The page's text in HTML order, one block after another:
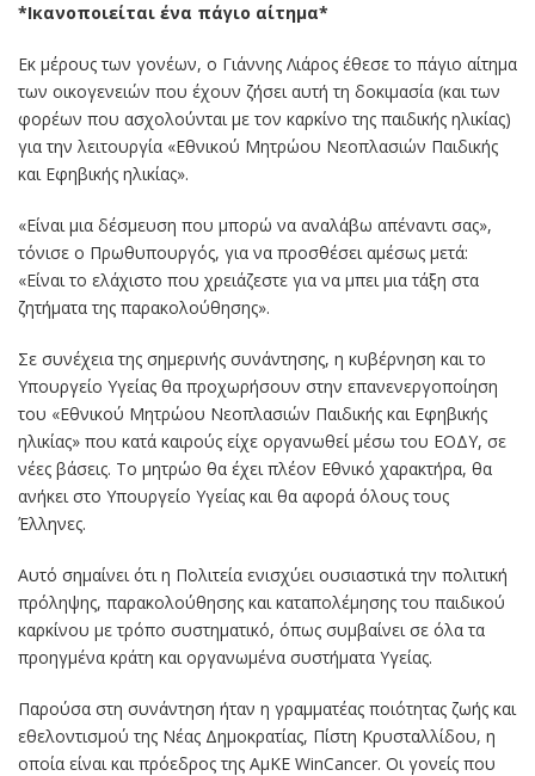
*Ικανοποιείται ένα πάγιο αίτημα*
Εκ μέρους των γονέων, ο Γιάννης Λιάρος έθεσε το πάγιο αίτημα
των οικογενειών που έχουν ζήσει αυτή τη δοκιμασία (και των
φορέων που ασχολούνται με τον καρκίνο της παιδικής ηλικίας)
για την λειτουργία «Εθνικού Μητρώου Νεοπλασιών Παιδικής
και Εφηβικής ηλικίας».
«Είναι μια δέσμευση που μπορώ να αναλάβω απέναντι σας»,
τόνισε ο Πρωθυπουργός, για να προσθέσει αμέσως μετά:
«Είναι το ελάχιστο που χρειάζεστε για να μπει μια τάξη στα
ζητήματα της παρακολούθησης».
Σε συνέχεια της σημερινής συνάντησης, η κυβέρνηση και το
Υπουργείο Υγείας θα προχωρήσουν στην επανενεργοποίηση
του «Εθνικού Μητρώου Νεοπλασιών Παιδικής και Εφηβικής
ηλικίας» που κατά καιρούς είχε οργανωθεί μέσω του ΕΟΔΥ, σε
νέες βάσεις. Το μητρώο θα έχει πλέον Εθνικό χαρακτήρα, θα
ανήκει στο Υπουργείο Υγείας και θα αφορά όλους τους
Έλληνες.
Αυτό σημαίνει ότι η Πολιτεία ενισχύει ουσιαστικά την πολιτική
πρόληψης, παρακολούθησης και καταπολέμησης του παιδικού
καρκίνου με τρόπο συστηματικό, όπως συμβαίνει σε όλα τα
προηγμένα κράτη και οργανωμένα συστήματα Υγείας.
Παρούσα στη συνάντηση ήταν η γραμματέας ποιότητας ζωής και
εθελοντισμού της Νέας Δημοκρατίας, Πίστη Κρυσταλλίδου, η
οποία είναι και πρόεδρος της ΑμΚΕ WinCancer. Οι γονείς που